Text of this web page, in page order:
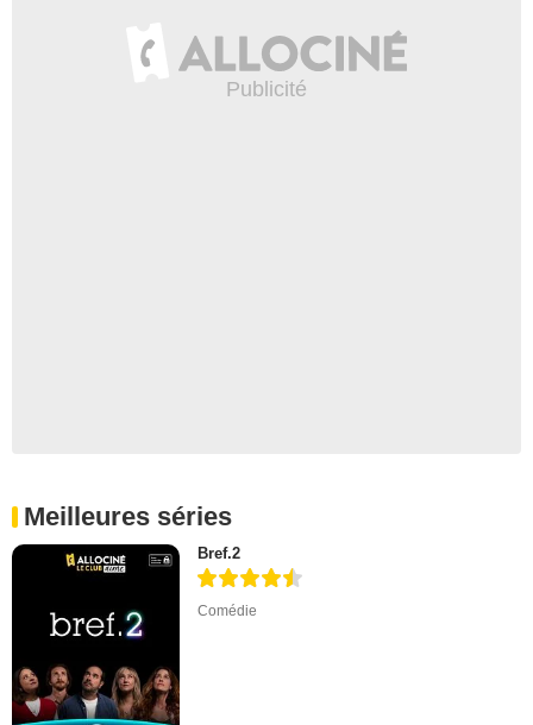
Meilleures séries
Bref.2
Comédie